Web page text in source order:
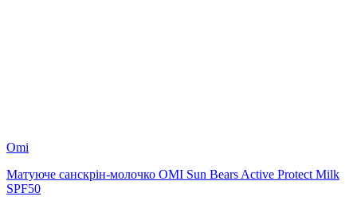
Omi
Матуюче санскрін-молочко OMI Sun Bears Active Protect Milk
SPF50